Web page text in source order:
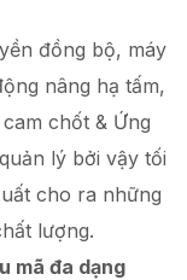
đồng bộ, máy
nâng hạ tấm,
chốt & Ứng
lý bởi vậy tối
cho ra những
lượng.
mã đa dạng